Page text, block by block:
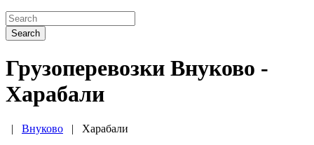
Search
Грузоперевозки Внуково -
Харабали
| Внуково | Харабали